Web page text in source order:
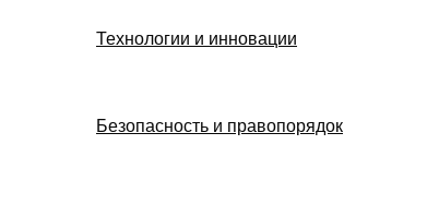
Технологии и инновации
Безопасность и правопорядок